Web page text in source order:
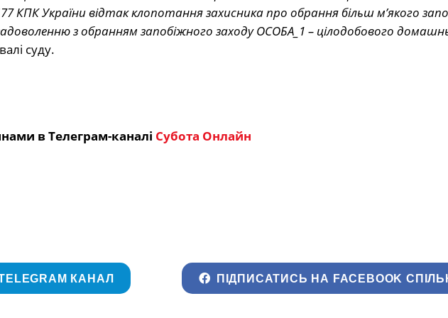
КПК України відтак клопотання захисника про обрання більш м’якого
з обранням запобіжного заходу ОСОБА_1 – цілодобового
суду.
в Телеграм-каналі Субота Онлайн
КАНАЛ ПІДПИСАТИСЬ НА FACEBOOK